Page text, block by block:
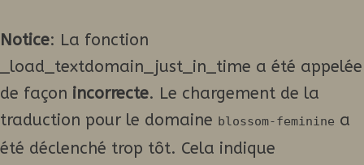
Notice: La fonction
_load_textdomain_just_in_time a été appelée
de façon incorrecte. Le chargement de la
traduction pour le domaine blossom-feminine a
été déclenché trop tôt. Cela indique